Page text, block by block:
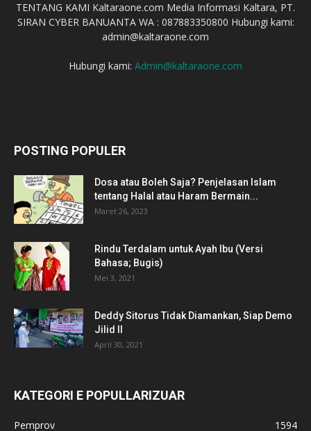
TENTANG KAMI Kaltaraone.com Media Informasi Kaltara, PT.
SIRAN CYBER BANUANTA WA : 087883350800 Hubungi kami:
admin@kaltaraone.com
Hubungi kami: Admin@kaltaraone.com
POSTING POPULER
Dosa atau Boleh Saja? Penjelasan Islam
tentang Halal atau Haram Bermain...
Maret 26, 2023
Rindu Terdalam untuk Ayah Ibu (Versi
Bahasa; Bugis)
Mei 3, 2021
Deddy Sitorus Tidak Diamankan, Siap Demo
Jilid II
April 30, 2021
KATEGORI E POPULLARIZUAR
Pemprov 1594